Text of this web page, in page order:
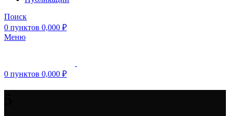
Поиск
0 пунктов 0,000 ₽
Меню
0 пунктов 0,000 ₽